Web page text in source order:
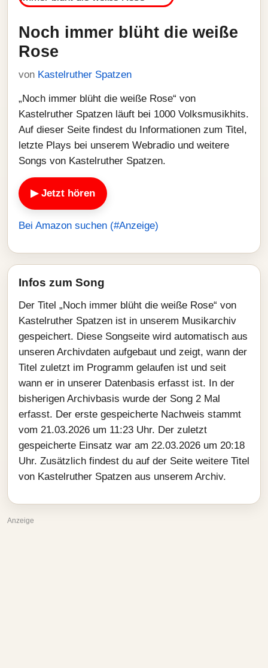
Noch immer blüht die weiße
Rose
von Kastelruther Spatzen
„Noch immer blüht die weiße Rose“ von
Kastelruther Spatzen läuft bei 1000 Volksmusikhits.
Auf dieser Seite findest du Informationen zum Titel,
letzte Plays bei unserem Webradio und weitere
Songs von Kastelruther Spatzen.
▶ Jetzt hören
Bei Amazon suchen (#Anzeige)
Infos zum Song
Der Titel „Noch immer blüht die weiße Rose“ von
Kastelruther Spatzen ist in unserem Musikarchiv
gespeichert. Diese Songseite wird automatisch aus
unseren Archivdaten aufgebaut und zeigt, wann der
Titel zuletzt im Programm gelaufen ist und seit
wann er in unserer Datenbasis erfasst ist. In der
bisherigen Archivbasis wurde der Song 2 Mal
erfasst. Der erste gespeicherte Nachweis stammt
vom 21.03.2026 um 11:23 Uhr. Der zuletzt
gespeicherte Einsatz war am 22.03.2026 um 20:18
Uhr. Zusätzlich findest du auf der Seite weitere Titel
von Kastelruther Spatzen aus unserem Archiv.
Anzeige